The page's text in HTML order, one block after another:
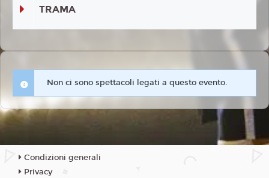
TRAMA
Non ci sono spettacoli legati a questo evento.
Condizioni generali
Privacy